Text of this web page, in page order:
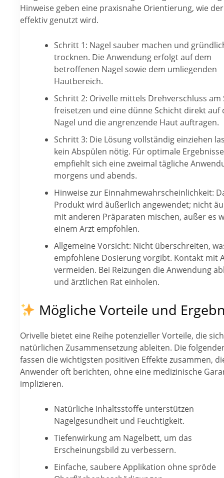
Hinweise geben eine praxisnahe Orientierung, wie
effektiv genutzt wird.
Schritt 1: Nagel sauber machen und
trocknen. Die Anwendung erfolgt auf dem
betroffenen Nagel sowie dem umliegenden
Hautbereich.
Schritt 2: Orivelle mittels Drehverschluss am
freisetzen und eine dünne Schicht direkt auf
Nagel und die angrenzende Haut auftragen.
Schritt 3: Die Lösung vollständig einziehen
kein Abspülen nötig. Für optimale Ergebnisse
empfiehlt sich eine zweimal tägliche
morgens und abends.
Hinweise zur Einnahmewahrscheinlichkeit:
Produkt wird äußerlich angewendet; nicht
mit anderen Präparaten mischen, außer es
einem Arzt empfohlen.
Allgemeine Vorsicht: Nicht überschreiten,
empfohlene Dosierung vorgibt. Kontakt mit
vermeiden. Bei Reizungen die Anwendung
und ärztlichen Rat einholen.
Mögliche Vorteile und
Orivelle bietet eine Reihe potenzieller Vorteile, die
natürlichen Zusammensetzung ableiten. Die
fassen die wichtigsten positiven Effekte zusammen,
Anwender oft berichten, ohne eine medizinische
implizieren.
Natürliche Inhaltsstoffe unterstützen
Nagelgesundheit und Feuchtigkeit.
Tiefenwirkung am Nagelbett, um das
Erscheinungsbild zu verbessern.
Einfache, saubere Applikation ohne spröde